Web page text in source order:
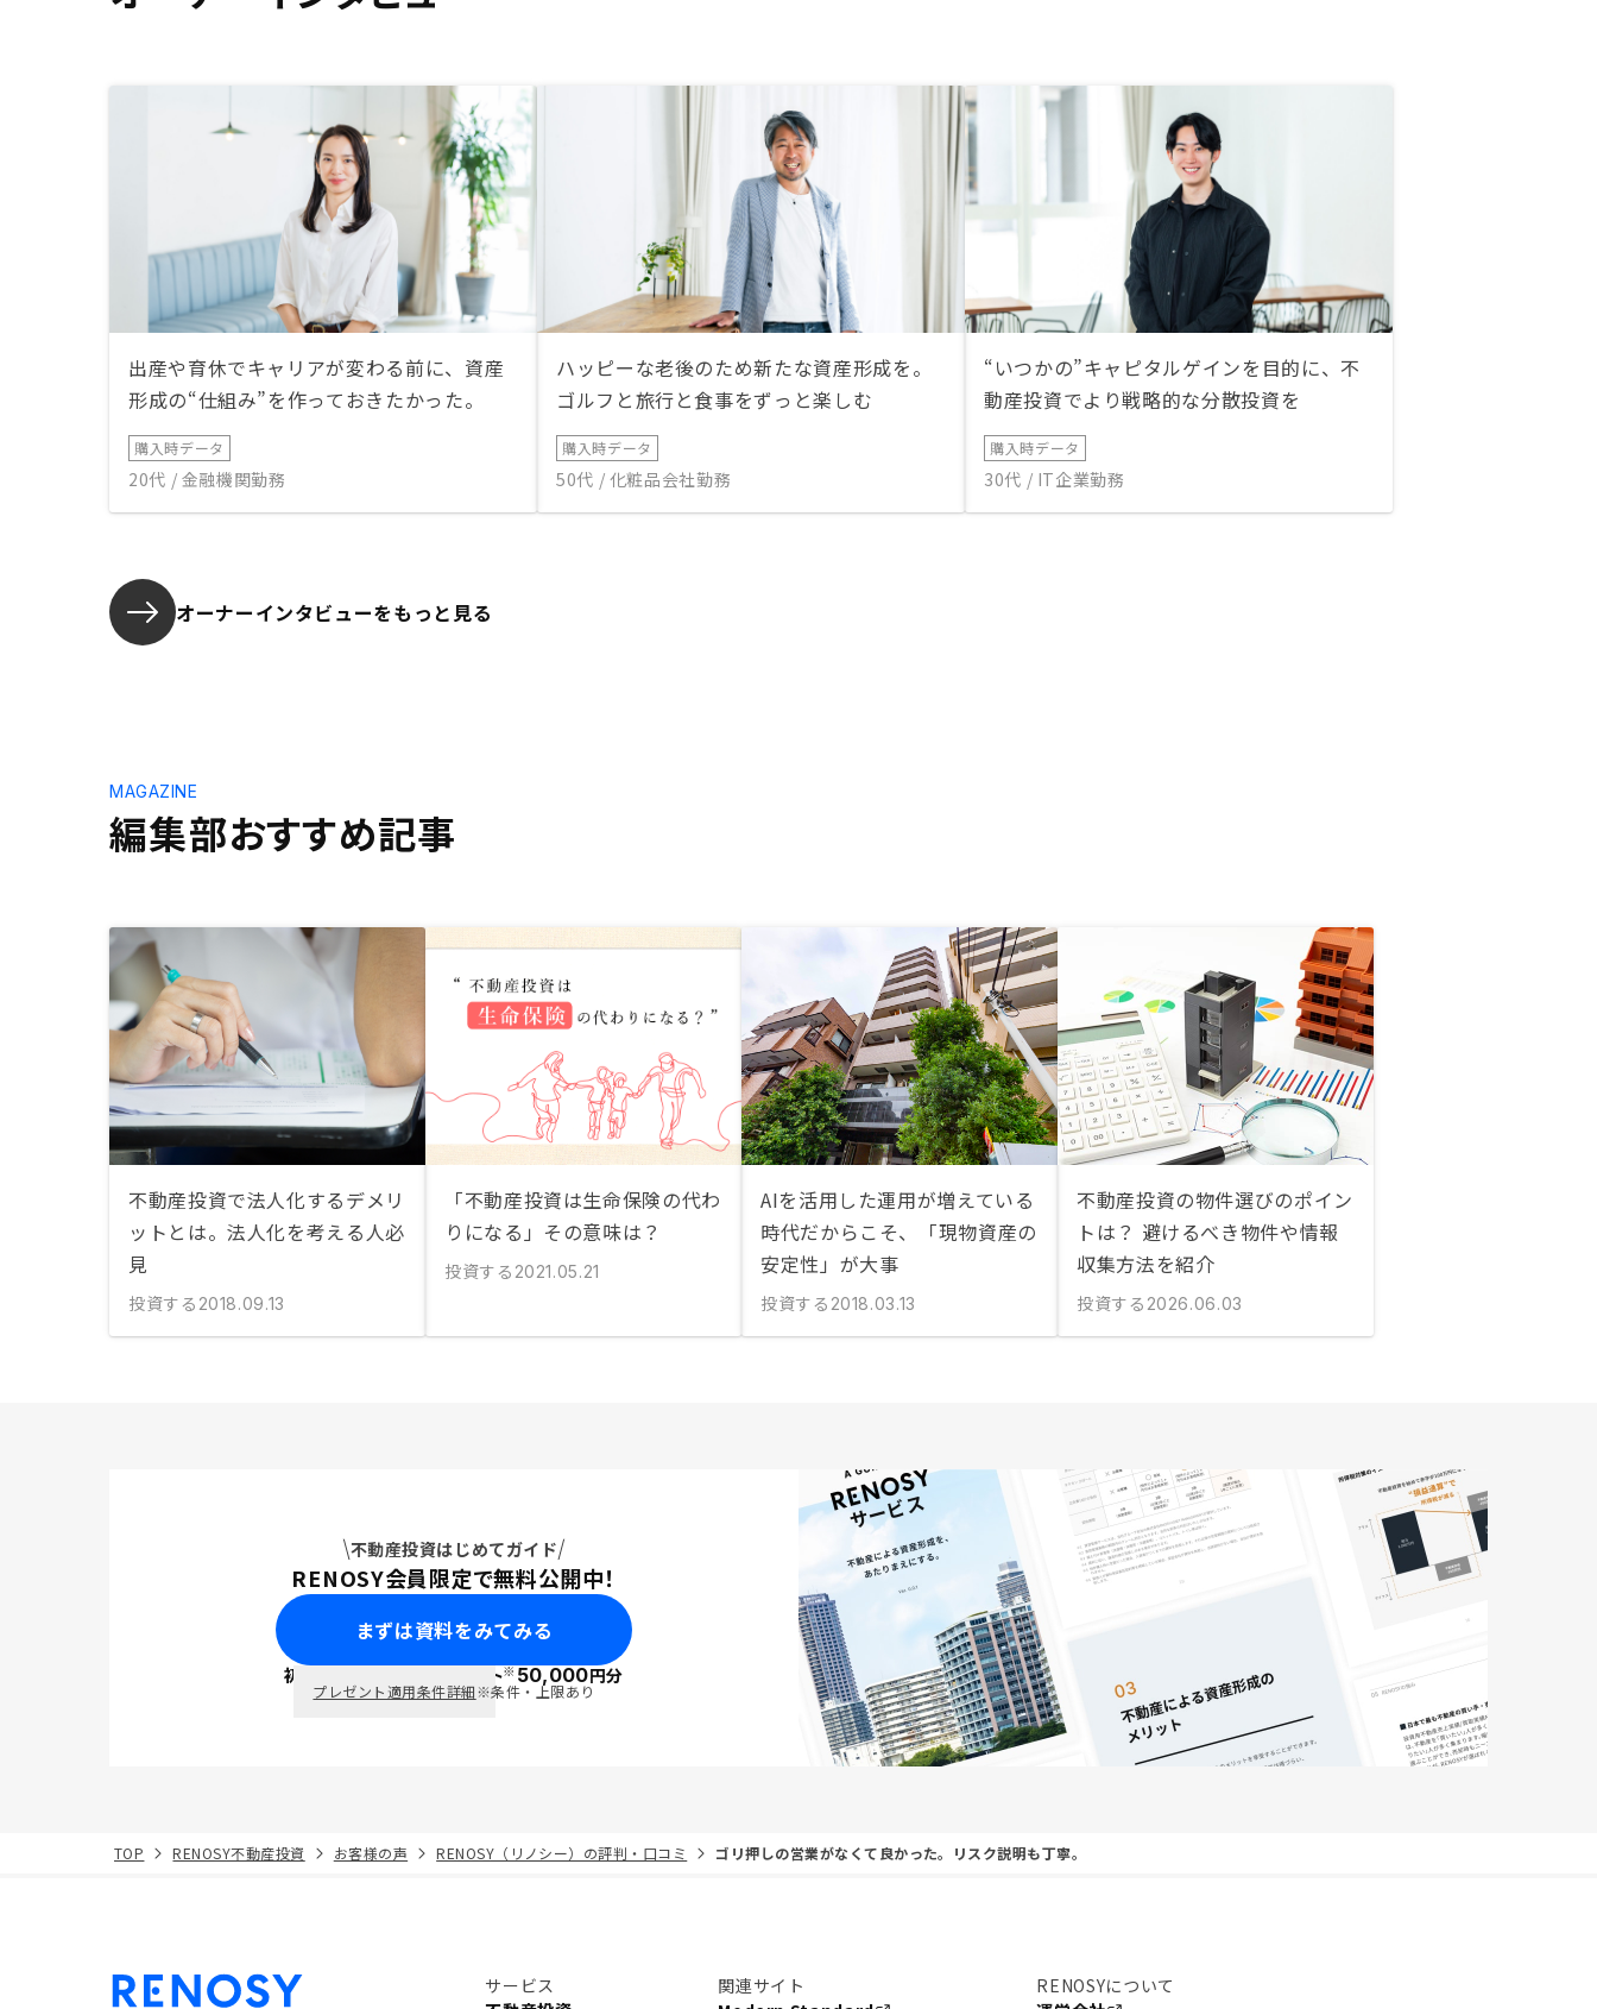
出産や育休でキャリアが変わる前に、資産
形成の“仕組み”を作っておきたかった。
購入時データ
20代 / 金融機関勤務
ハッピーな老後のため新たな資産形成を。
ゴルフと旅行と食事をずっと楽しむ
購入時データ
50代 / 化粧品会社勤務
“いつかの”キャピタルゲインを目的に、不
動産投資でより戦略的な分散投資を
購入時データ
30代 / IT企業勤務
オーナーインタビューをもっと見る
編集部おすすめ記事
MAGAZINE
不動産投資で法人化するデメリ
ットとは。法人化を考える人必
見
投資する 2018.09.13
「不動産投資は生命保険の代わ
りになる」その意味は？
投資する 2021.05.21
AIを活用した運用が増えている
時代だからこそ、「現物資産の
安定性」が大事
投資する 2018.03.13
不動産投資の物件選びのポイン
トは？ 避けるべき物件や情報
収集方法を紹介
投資する 2026.06.03
不動産投資はじめてガイド
RENOSY会員限定で無料公開中！
まずは資料をみてみる
初回面談で ポイント※50,000円分
プレゼント適用条件詳細※条件・上限あり
TOP RENOSY不動産投資 お客様の声 RENOSY（リノシー）の評判・口コミ ゴリ押しの営業がなくて良かった。リスク説明も丁寧。
サービス
関連サイト
RENOSYについて